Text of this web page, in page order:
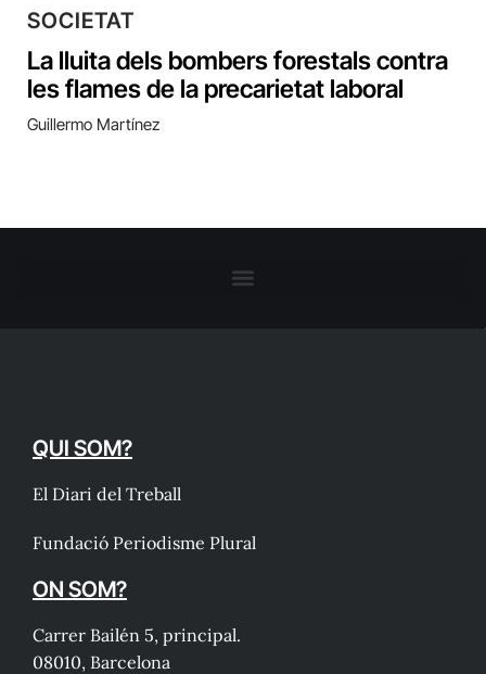
SOCIETAT
La lluita dels bombers forestals contra
les flames de la precarietat laboral
Guillermo Martínez
QUI SOM?
El Diari del Treball
Fundació Periodisme Plural
ON SOM?
Carrer Bailén 5, principal.
08010, Barcelona